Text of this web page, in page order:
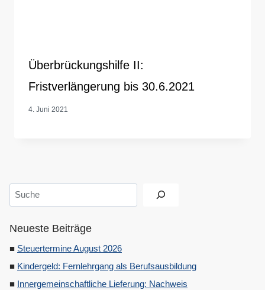
Überbrückungshilfe II:
Fristverlängerung bis 30.6.2021
4. Juni 2021
Suchen
Neueste Beiträge
Steuertermine August 2026
Kindergeld: Fernlehrgang als Berufsausbildung
Innergemeinschaftliche Lieferung: Nachweis